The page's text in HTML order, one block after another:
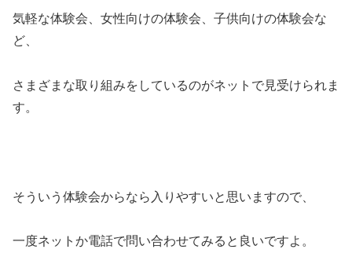
気軽な体験会、女性向けの体験会、子供向けの体験会な
ど、
さまざまな取り組みをしているのがネットで見受けられま
す。
そういう体験会からなら入りやすいと思いますので、
一度ネットか電話で問い合わせてみると良いですよ。